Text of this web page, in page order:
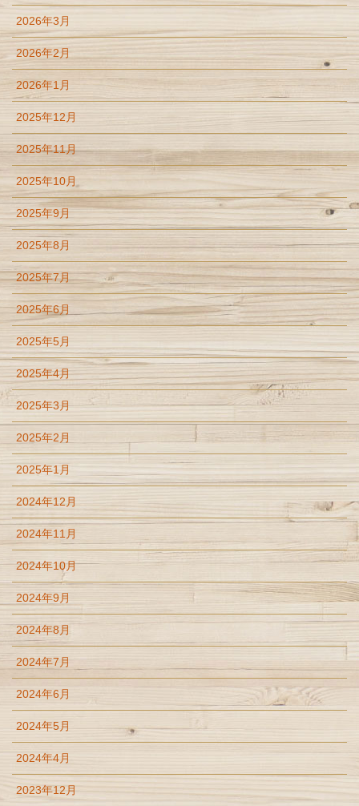
2026年3月
2026年2月
2026年1月
2025年12月
2025年11月
2025年10月
2025年9月
2025年8月
2025年7月
2025年6月
2025年5月
2025年4月
2025年3月
2025年2月
2025年1月
2024年12月
2024年11月
2024年10月
2024年9月
2024年8月
2024年7月
2024年6月
2024年5月
2024年4月
2023年12月